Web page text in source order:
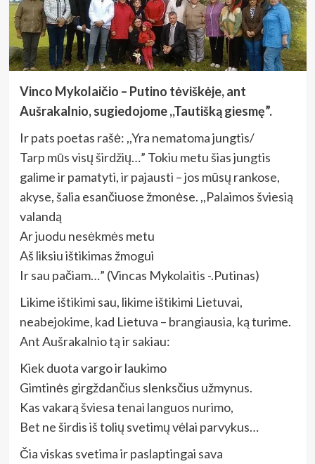
Vinco Mykolaičio – Putino tėviškėje, ant
Aušrakalnio, sugiedojome ,,Tautišką giesmę”.
Ir pats poetas rašė: ,,Yra nematoma jungtis/
Tarp mūs visų širdžių…” Tokiu metu šias jungtis
galime ir pamatyti, ir pajausti – jos mūsų rankose,
akyse, šalia esančiuose žmonėse. ,,Palaimos šviesią
valandą
Ar juodu nesėkmės metu
Aš liksiu ištikimas žmogui
Ir sau pačiam…” (Vincas Mykolaitis -.Putinas)
Likime ištikimi sau, likime ištikimi Lietuvai,
neabejokime, kad Lietuva – brangiausia, ką turime.
Ant Aušrakalnio tą ir sakiau:
Kiek duota vargo ir laukimo
Gimtinės girgždančius slenksčius užmynus.
Kas vakarą šviesa tenai languos nurimo,
Bet ne širdis iš tolių svetimų vėlai parvykus…
Čia viskas svetima ir paslaptingai sava